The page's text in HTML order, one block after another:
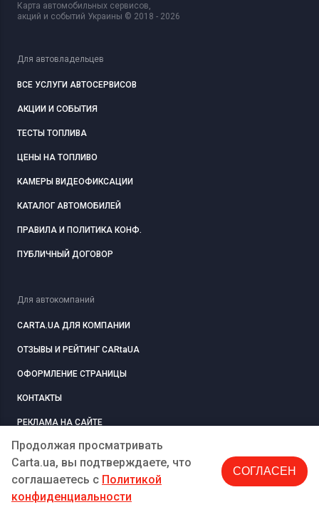
Продолжая просматривать
Carta.ua, вы подтверждаете, что
соглашаетесь c Политикой
конфиденциальности
СОГЛАСЕН
Карта автомобильных сервисов,
акций и событий Украины © 2018 - 2026
Для автовладельцев
ВСЕ УСЛУГИ АВТОСЕРВИСОВ
АКЦИИ И СОБЫТИЯ
ТЕСТЫ ТОПЛИВА
ЦЕНЫ НА ТОПЛИВО
КАМЕРЫ ВИДЕОФИКСАЦИИ
КАТАЛОГ АВТОМОБИЛЕЙ
ПРАВИЛА И ПОЛИТИКА КОНФ.
ПУБЛИЧНЫЙ ДОГОВОР
Для автокомпаний
CARTA.UA ДЛЯ КОМПАНИИ
ОТЗЫВЫ И РЕЙТИНГ CARtaUA
ОФОРМЛЕНИЕ СТРАНИЦЫ
КОНТАКТЫ
РЕКЛАМА НА САЙТЕ
РЕГИСТРАЦИЯ КОМПАНИЮ